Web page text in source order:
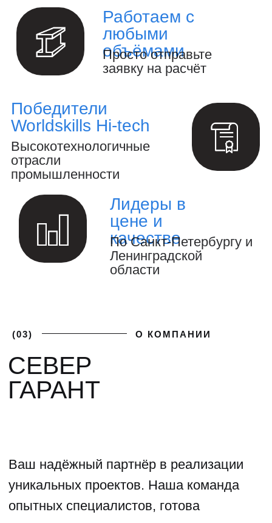
металлоконструкций.
Полный цикл обработки металла и
металлоизделий
Производство инженерных
расчётов и анализ конструкций.
конструкторской документации.
Осуществление авторского
надзора за реализацией проекта.
ГАЛЕРЕЯ НАШИХ
РАБОТ
(04)